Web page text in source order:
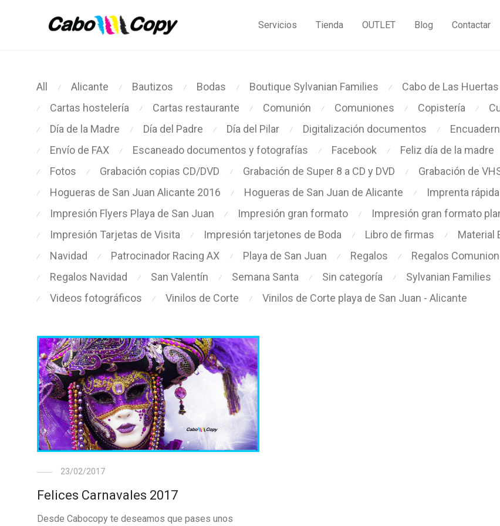
Servicios Tienda OUTLET Blog Contactar
All ⁄ Alicante ⁄ Bautizos ⁄ Bodas ⁄ Boutique Sylvanian Families ⁄ Cabo de Las Huertas
⁄ Cartas hostelería ⁄ Cartas restaurante ⁄ Comunión ⁄ Comuniones ⁄ Copistería ⁄
⁄ Día de la Madre ⁄ Día del Padre ⁄ Día del Pilar ⁄ Digitalización documentos ⁄
⁄ Envío de FAX ⁄ Escaneado documentos y fotografías ⁄ Facebook ⁄ Feliz día de la madre
⁄ Fotos ⁄ Grabación copias CD/DVD ⁄ Grabación de Super 8 a CD y DVD ⁄ Grabación de
⁄ Hogueras de San Juan Alicante 2016 ⁄ Hogueras de San Juan de Alicante ⁄ Imprenta rápida
⁄ Impresión Flyers Playa de San Juan ⁄ Impresión gran formato ⁄ Impresión gran formato
⁄ Impresión Tarjetas de Visita ⁄ Impresión tarjetones de Boda ⁄ Libro de firmas ⁄ Material
⁄ Navidad ⁄ Patrocinador Racing AX ⁄ Playa de San Juan ⁄ Regalos ⁄ Regalos
⁄ Regalos Navidad ⁄ San Valentín ⁄ Semana Santa ⁄ Sin categoría ⁄ Sylvanian Families
⁄ Videos fotográficos ⁄ Vinilos de Corte ⁄ Vinilos de Corte playa de San Juan - Alicante
23/02/2017
Felices Carnavales 2017
Desde Cabocopy te deseamos que pases unos